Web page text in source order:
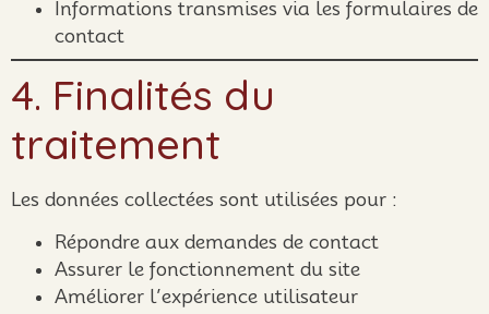
Informations transmises via les formulaires de
contact
4. Finalités du
traitement
Les données collectées sont utilisées pour :
Répondre aux demandes de contact
Assurer le fonctionnement du site
Améliorer l’expérience utilisateur